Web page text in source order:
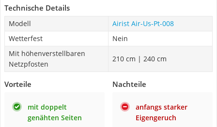
Technische Details
Modell
Airist ‎Air-Us-Pt-008
Wetterfest
Nein
Mit höhenverstellbaren
Netzpfosten
210 cm | 240 cm
Vorteile
mit doppelt
genähten Seiten
Nachteile
anfangs starker
Eigengeruch